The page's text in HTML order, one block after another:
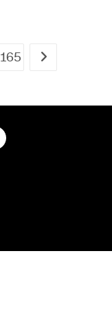
165